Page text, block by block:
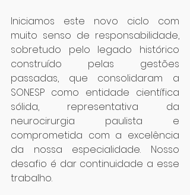
Iniciamos este novo ciclo com
muito senso de responsabilidade,
sobretudo pelo legado histórico
construído pelas gestões
passadas, que consolidaram a
SONESP como entidade científica
sólida, representativa da
neurocirurgia paulista e
comprometida com a excelência
da nossa especialidade. Nosso
desafio é dar continuidade a esse
trabalho.